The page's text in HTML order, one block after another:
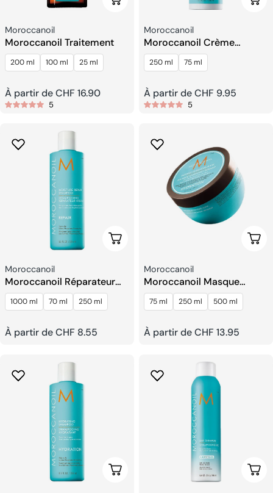
Fournisseur:
Moroccanoil
Moroccanoil Traitement
200 ml 100 ml 25 ml
Prix
À partir de CHF 16.90
5
Fournisseur:
Moroccanoil
Moroccanoil Crème
Définissant Les Boucles
250 ml 75 ml
Prix
À partir de CHF 9.95
5
Choisissez Les Options
Fournisseur:
Moroccanoil
Moroccanoil Réparateur
Hydratant Shampooing
1000 ml 70 ml 250 ml
Prix
À partir de CHF 8.55
Fournisseur:
Moroccanoil
Moroccanoil Masque
Hydratant Intensif
75 ml 250 ml 500 ml
Prix
À partir de CHF 13.95
Choisissez Les Options